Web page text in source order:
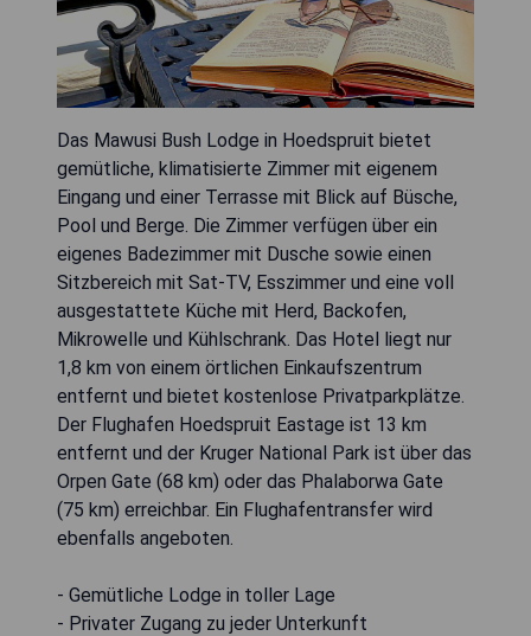
Das Mawusi Bush Lodge in Hoedspruit bietet
gemütliche, klimatisierte Zimmer mit eigenem
Eingang und einer Terrasse mit Blick auf Büsche,
Pool und Berge. Die Zimmer verfügen über ein
eigenes Badezimmer mit Dusche sowie einen
Sitzbereich mit Sat-TV, Esszimmer und eine voll
ausgestattete Küche mit Herd, Backofen,
Mikrowelle und Kühlschrank. Das Hotel liegt nur
1,8 km von einem örtlichen Einkaufszentrum
entfernt und bietet kostenlose Privatparkplätze.
Der Flughafen Hoedspruit Eastage ist 13 km
entfernt und der Kruger National Park ist über das
Orpen Gate (68 km) oder das Phalaborwa Gate
(75 km) erreichbar. Ein Flughafentransfer wird
ebenfalls angeboten.
- Gemütliche Lodge in toller Lage
- Privater Zugang zu jeder Unterkunft